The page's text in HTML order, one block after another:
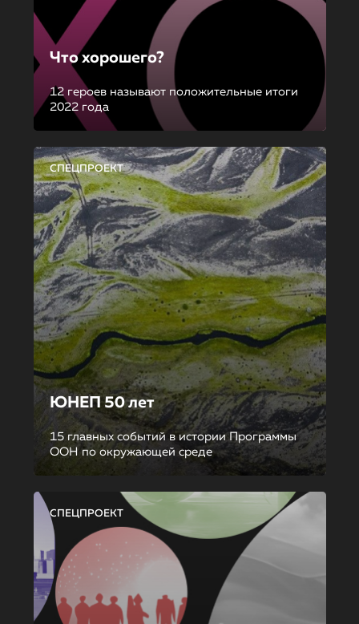
Что хорошего?
12 героев называют положительные итоги
2022 года
СПЕЦПРОЕКТ
ЮНЕП 50 лет
15 главных событий в истории Программы
ООН по окружающей среде
СПЕЦПРОЕКТ